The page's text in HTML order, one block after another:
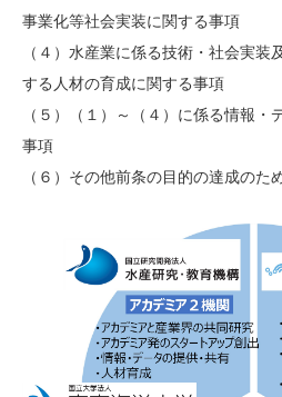
事業化等社会実装に関する事項
（４）水産業に係る技術・社会実装
する人材の育成に関する事項
（５）（１）～（４）に係る情報・
事項
（６）その他前条の目的の達成のた